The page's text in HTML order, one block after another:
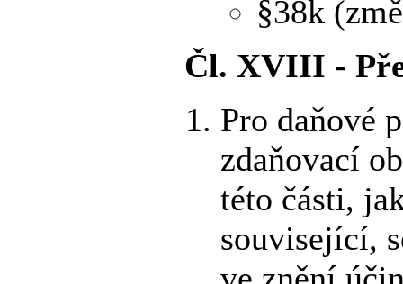
§38k
Čl. XVIII -
Pro daňové
zdaňovací
této části,
související,